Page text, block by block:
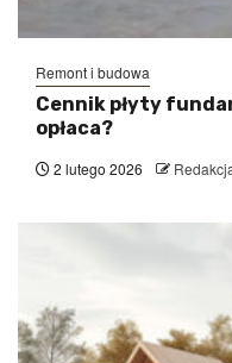
Remont i budowa
Cennik płyty
opłaca?
2 lutego 2026